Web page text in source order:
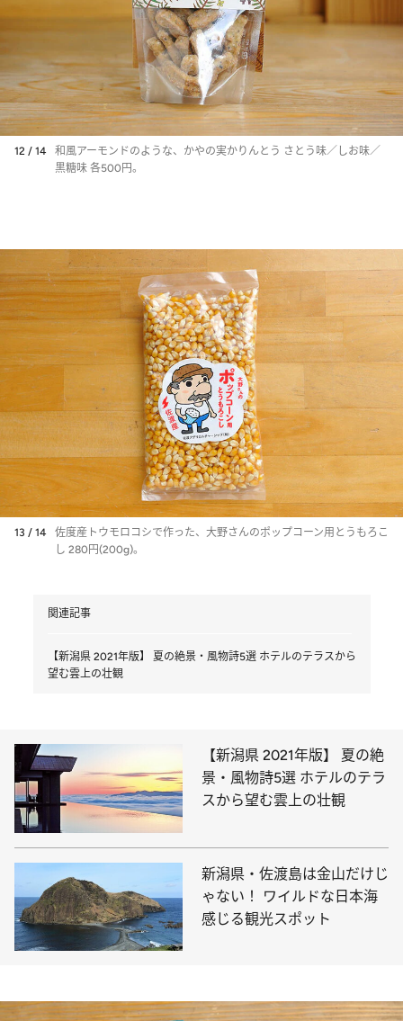
12 / 14
和風アーモンドのような、かやの実かりんとう さとう味／しお味／
黒糖味 各500円。
13 / 14
佐度産トウモロコシで作った、大野さんのポップコーン用とうもろこ
し 280円(200g)。
関連記事
【新潟県 2021年版】 夏の絶景・風物詩5選 ホテルのテラスから
望む雲上の壮観
【新潟県 2021年版】 夏の絶
景・風物詩5選 ホテルのテラ
スから望む雲上の壮観
新潟県・佐渡島は金山だけじ
ゃない！ ワイルドな日本海
感じる観光スポット